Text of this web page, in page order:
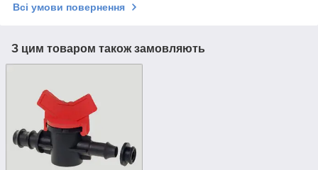
Всі умови повернення
З цим товаром також замовляють